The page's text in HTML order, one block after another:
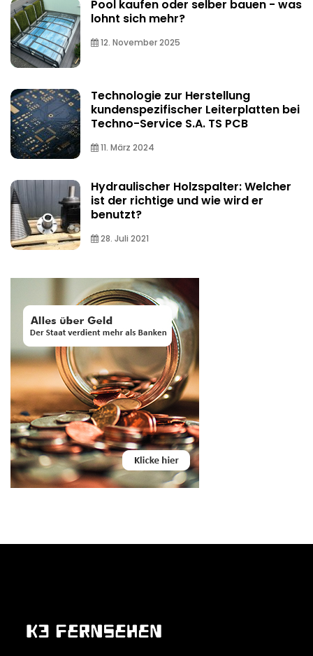
Pool kaufen oder selber bauen - was
lohnt sich mehr?
12. November 2025
Technologie zur Herstellung
kundenspezifischer Leiterplatten bei
Techno-Service S.A. TS PCB
11. März 2024
Hydraulischer Holzspalter: Welcher
ist der richtige und wie wird er
benutzt?
28. Juli 2021